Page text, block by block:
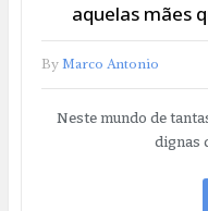
aquelas mães
By Marco Antonio
Neste mundo de
dignas